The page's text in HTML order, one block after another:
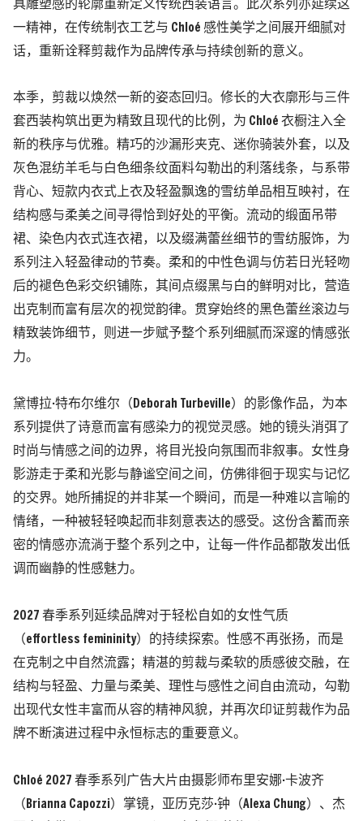
具雕塑感的轮廓重新定义传统西装语言。此次系列亦延续这
一精神，在传统制衣工艺与 Chloé 感性美学之间展开细腻对
话，重新诠释剪裁作为品牌传承与持续创新的意义。
本季，剪裁以焕然一新的姿态回归。修长的大衣廓形与三件
套西装构筑出更为精致且现代的比例，为 Chloé 衣橱注入全
新的秩序与优雅。精巧的沙漏形夹克、迷你骑装外套，以及
灰色混纺羊毛与白色细条纹面料勾勒出的利落线条，与系带
背心、短款内衣式上衣及轻盈飘逸的雪纺单品相互映衬，在
结构感与柔美之间寻得恰到好处的平衡。流动的缎面吊带
裙、染色内衣式连衣裙，以及缀满蕾丝细节的雪纺服饰，为
系列注入轻盈律动的节奏。柔和的中性色调与仿若日光轻吻
后的褪色色彩交织铺陈，其间点缀黑与白的鲜明对比，营造
出克制而富有层次的视觉韵律。贯穿始终的黑色蕾丝滚边与
精致装饰细节，则进一步赋予整个系列细腻而深邃的情感张
力。
黛博拉·特布尔维尔（Deborah Turbeville）的影像作品，为本
系列提供了诗意而富有感染力的视觉灵感。她的镜头消弭了
时尚与情感之间的边界，将目光投向氛围而非叙事。女性身
影游走于柔和光影与静谧空间之间，仿佛徘徊于现实与记忆
的交界。她所捕捉的并非某一个瞬间，而是一种难以言喻的
情绪，一种被轻轻唤起而非刻意表达的感受。这份含蓄而亲
密的情感亦流淌于整个系列之中，让每一件作品都散发出低
调而幽静的性感魅力。
2027 春季系列延续品牌对于轻松自如的女性气质
（effortless femininity）的持续探索。性感不再张扬，而是
在克制之中自然流露；精湛的剪裁与柔软的质感彼交融，在
结构与轻盈、力量与柔美、理性与感性之间自由流动，勾勒
出现代女性丰富而从容的精神风貌，并再次印证剪裁作为品
牌不断演进过程中永恒标志的重要意义。
Chloé 2027 春季系列广告大片由摄影师布里安娜·卡波齐
（Brianna Capozzi）掌镜，亚历克莎·钟（Alexa Chung）、杰